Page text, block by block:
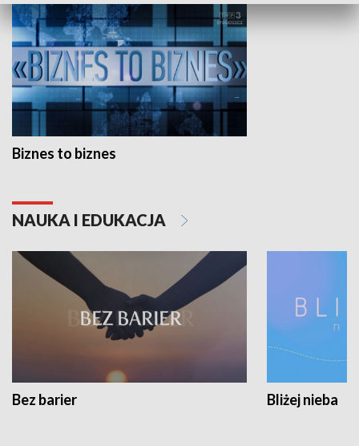
Biznes to biznes
NAUKA I EDUKACJA
Bez barier Bliżej nieba